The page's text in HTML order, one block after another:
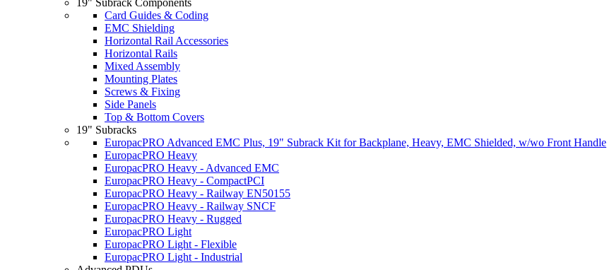
19" Subrack Components
Card Guides & Coding
EMC Shielding
Horizontal Rail Accessories
Horizontal Rails
Mixed Assembly
Mounting Plates
Screws & Fixing
Side Panels
Top & Bottom Covers
19" Subracks
EuropacPRO Advanced EMC Plus, 19" Subrack Kit for Backplane, Heavy, EMC Shielded, w/wo Front Handle
EuropacPRO Heavy
EuropacPRO Heavy - Advanced EMC
EuropacPRO Heavy - CompactPCI
EuropacPRO Heavy - Railway EN50155
EuropacPRO Heavy - Railway SNCF
EuropacPRO Heavy - Rugged
EuropacPRO Light
EuropacPRO Light - Flexible
EuropacPRO Light - Industrial